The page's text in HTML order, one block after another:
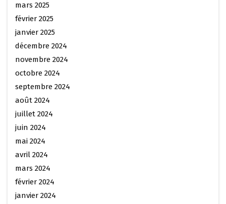
mars 2025
février 2025
janvier 2025
décembre 2024
novembre 2024
octobre 2024
septembre 2024
août 2024
juillet 2024
juin 2024
mai 2024
avril 2024
mars 2024
février 2024
janvier 2024